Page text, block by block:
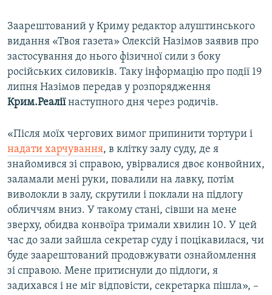
Усі сайти RFE/RL
Заарештований у Криму редактор алуштинського
видання «Твоя газета» Олексій Назімов заявив про
застосування до нього фізичної сили з боку
російських силовиків. Таку інформацію про події 19
липня Назімов передав у розпорядження
Крим.Реаліїнаступного дня через родичів.
«Після моїх чергових вимог припинити тортури і
надати харчування, в клітку залу суду, де я
знайомився зі справою, увірвалися двоє конвойних,
заламали мені руки, повалили на лавку, потім
виволокли в залу, скрутили і поклали на підлогу
обличчям вниз. У такому стані, сівши на мене
зверху, обидва конвоїра тримали хвилин 10. У цей
час до зали зайшла секретар суду і поцікавилася, чи
буде заарештований продовжувати ознайомлення
зі справою. Мене притиснули до підлоги, я
задихався і не міг відповісти, секретарка пішла», –